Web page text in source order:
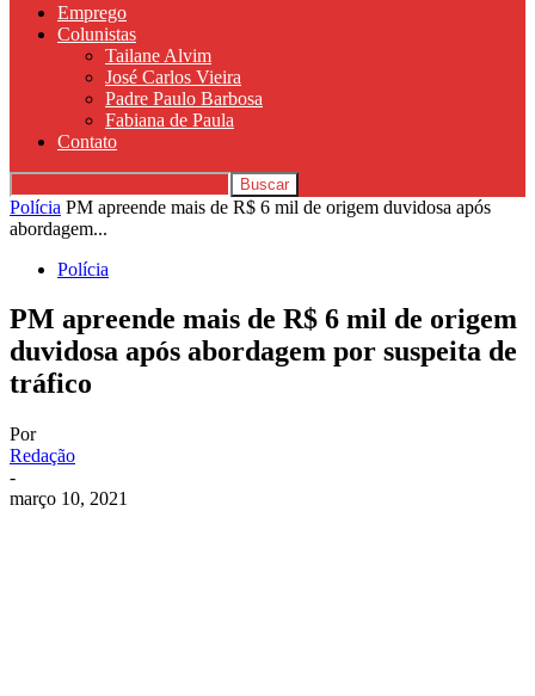
Emprego
Colunistas
Tailane Alvim
José Carlos Vieira
Padre Paulo Barbosa
Fabiana de Paula
Contato
Polícia PM apreende mais de R$ 6 mil de origem duvidosa após
abordagem...
Polícia
PM apreende mais de R$ 6 mil de origem
duvidosa após abordagem por suspeita de
tráfico
Por
Redação
-
março 10, 2021